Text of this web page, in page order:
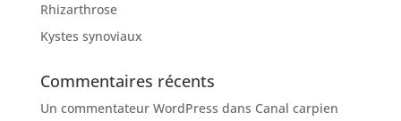
Rhizarthrose
Kystes synoviaux
Commentaires récents
Un commentateur WordPress dans Canal carpien